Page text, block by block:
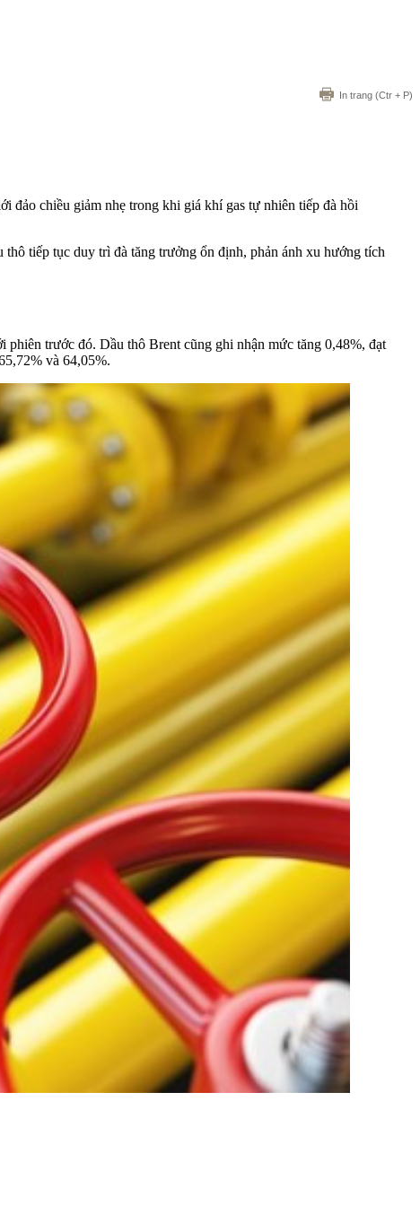
In trang (Ctr + P)
đảo chiều giảm nhẹ trong khi giá khí gas tự nhiên tiếp đà hồi
tiếp tục duy trì đà tăng trưởng ổn định, phản ánh xu hướng tích
trước đó. Dầu thô Brent cũng ghi nhận mức tăng 0,48%, đạt
và 64,05%.